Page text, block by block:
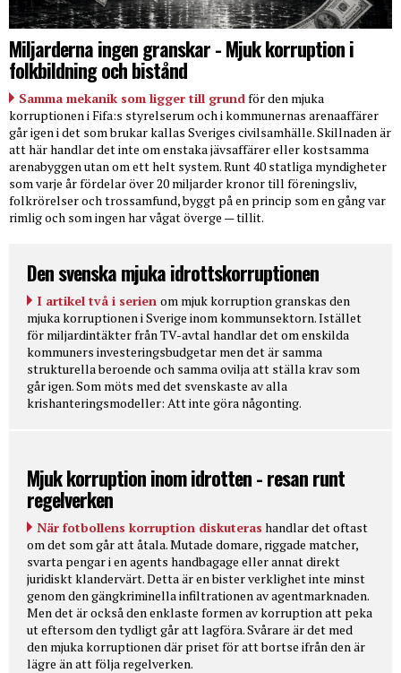
Miljarderna ingen granskar - Mjuk korruption i
folkbildning och bistånd
Samma mekanik som ligger till grundför den mjuka
korruptionen i Fifa:s styrelserum och i kommunernas arenaaffärer
går igen i det som brukar kallas Sveriges civilsamhälle. Skillnaden är
att här handlar det inte om enstaka jävsaffärer eller kostsamma
arenabyggen utan om ett helt system. Runt 40 statliga myndigheter
som varje år fördelar över 20 miljarder kronor till föreningsliv,
folkrörelser och trossamfund, byggt på en princip som en gång var
rimlig och som ingen har vågat överge — tillit.
Den svenska mjuka idrottskorruptionen
I artikel två i serien om mjuk korruption granskas den
mjuka korruptionen i Sverige inom kommunsektorn. Istället
för miljardintäkter från TV-avtal handlar det om enskilda
kommuners investeringsbudgetar men det är samma
strukturella beroende och samma ovilja att ställa krav som
går igen. Som möts med det svenskaste av alla
krishanteringsmodeller: Att inte göra någonting.
Mjuk korruption inom idrotten - resan runt
regelverken
När fotbollens korruption diskuteras handlar det oftast
om det som går att åtala. Mutade domare, riggade matcher,
svarta pengar i en agents handbagage eller annat direkt
juridiskt klandervärt. Detta är en bister verklighet inte minst
genom den gängkriminella infiltrationen av agentmarknaden.
Men det är också den enklaste formen av korruption att peka
ut eftersom den tydligt går att lagföra. Svårare är det med
den mjuka korruptionen där priset för att bortse ifrån den är
lägre än att följa regelverken.